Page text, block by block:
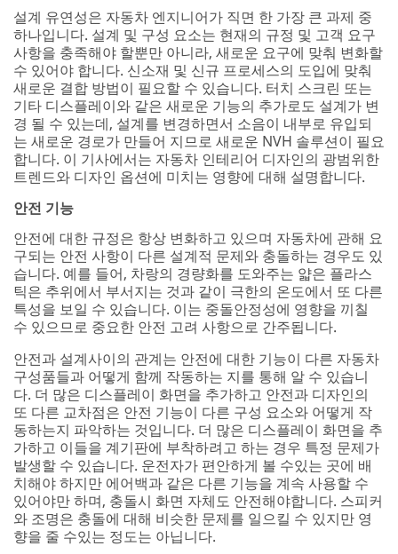
Company
Name
Phone
Number
Country/Regi
on
United States
O
t
h
r
I
n
d
u
s
t
r
i
e
s
Applicati
on
Purpose
My Role
Select One
O
t
h
e
r
Timeline
Select One
Project
Status
설계 유연성은 자동차 엔지니어가 직면 한 가장 큰 과제 중
하나입니다. 설계 및 구성 요소는 현재의 규정 및 고객 요구
사항을 충족해야 할뿐만 아니라, 새로운 요구에 맞춰 변화할
수 있어야 합니다. 신소재 및 신규 프로세스의 도입에 맞춰
새로운 결합 방법이 필요할 수 있습니다. 터치 스크린 또는
기타 디스플레이와 같은 새로운 기능의 추가로도 설계가 변
경 될 수 있는데, 설계를 변경하면서 소음이 내부로 유입되
는 새로운 경로가 만들어 지므로 새로운 NVH 솔루션이 필요
합니다. 이 기사에서는 자동차 인테리어 디자인의 광범위한
트렌드와 디자인 옵션에 미치는 영향에 대해 설명합니다.
안전 기능
안전에 대한 규정은 항상 변화하고 있으며 자동차에 관해 요
구되는 안전 사항이 다른 설계적 문제와 충돌하는 경우도 있
습니다. 예를 들어, 차랑의 경량화를 도와주는 얇은 플라스
틱은 추위에서 부서지는 것과 같이 극한의 온도에서 또 다른
특성을 보일 수 있습니다. 이는 중돌안정성에 영향을 끼칠
수 있으므로 중요한 안전 고려 사항으로 간주됩니다.
안전과 설계사이의 관계는 안전에 대한 기능이 다른 자동차
구성품들과 어떻게 함께 작동하는 지를 통해 알 수 있습니
다. 더 많은 디스플레이 화면을 추가하고 안전과 디자인의
또 다른 교차점은 안전 기능이 다른 구성 요소와 어떻게 작
동하는지 파악하는 것입니다. 더 많은 디스플레이 화면을 추
가하고 이들을 계기판에 부착하려고 하는 경우 특정 문제가
발생할 수 있습니다. 운전자가 편안하게 볼 수있는 곳에 배
치해야 하지만 에어백과 같은 다른 기능을 계속 사용할 수
있어야만 하며, 충돌시 화면 자체도 안전해야합니다. 스피커
와 조명은 충돌에 대해 비슷한 문제를 일으킬 수 있지만 영
향을 줄 수있는 정도는 아닙니다.